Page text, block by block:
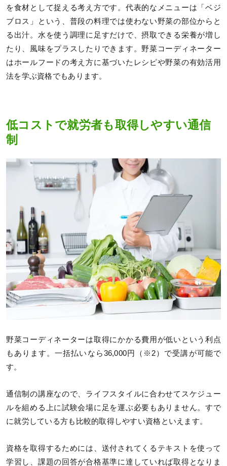
を食材として捉える考え方です。代表的なメニューは「ベジ
ブロス」という、普段の料理では使わない野菜の部位からと
る出汁。水を使う調理に足すだけで、摂取できる栄養が増し
たり、風味をプラスしたりできます。野菜コーディネーター
はホールフードの考え方に基づいたレシピや野菜の有効活用
法を学ぶ資格でもあります。
低コストで就労者も取得しやすい通信
制
野菜コーディネーターは取得にかかる費用が低いという利点
もあります。一括払いなら36,000円（※2）で受講が可能で
す。
通信制の講座なので、ライフスタイルに合わせてスケジュー
ルを組める上に試験会場に足を運ぶ必要もありません。すで
に就労している方も比較的取得しやすい資格といえます。
資格を取得するためには、送付されてくるテキストを使って
学習し、課題の回答が合格基準に達していれば取得となりま